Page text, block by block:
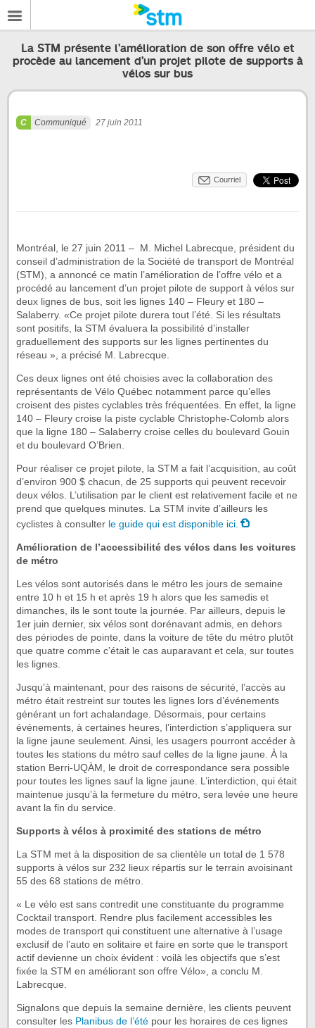
La STM présente l’amélioration de son offre vélo et
procède au lancement d’un projet pilote de supports à
vélos sur bus
Communiqué 27 juin 2011
Courriel
Montréal, le 27 juin 2011 – M. Michel Labrecque, président du
conseil d’administration de la Société de transport de Montréal
(STM), a annoncé ce matin l’amélioration de l’offre vélo et a
procédé au lancement d’un projet pilote de support à vélos sur
deux lignes de bus, soit les lignes 140 – Fleury et 180 –
Salaberry. «Ce projet pilote durera tout l’été. Si les résultats
sont positifs, la STM évaluera la possibilité d’installer
graduellement des supports sur les lignes pertinentes du
réseau », a précisé M. Labrecque.
Ces deux lignes ont été choisies avec la collaboration des
représentants de Vélo Québec notamment parce qu’elles
croisent des pistes cyclables très fréquentées. En effet, la ligne
140 – Fleury croise la piste cyclable Christophe-Colomb alors
que la ligne 180 – Salaberry croise celles du boulevard Gouin
et du boulevard O’Brien.
Pour réaliser ce projet pilote, la STM a fait l’acquisition, au coût
d’environ 900 $ chacun, de 25 supports qui peuvent recevoir
deux vélos. L’utilisation par le client est relativement facile et ne
prend que quelques minutes. La STM invite d’ailleurs les
cyclistes à consulter le guide qui est disponible ici.
Amélioration de l’accessibilité des vélos dans les voitures
de métro
Les vélos sont autorisés dans le métro les jours de semaine
entre 10 h et 15 h et après 19 h alors que les samedis et
dimanches, ils le sont toute la journée. Par ailleurs, depuis le
1er juin dernier, six vélos sont dorénavant admis, en dehors
des périodes de pointe, dans la voiture de tête du métro plutôt
que quatre comme c’était le cas auparavant et cela, sur toutes
les lignes.
Jusqu’à maintenant, pour des raisons de sécurité, l’accès au
métro était restreint sur toutes les lignes lors d’événements
générant un fort achalandage. Désormais, pour certains
événements, à certaines heures, l’interdiction s’appliquera sur
la ligne jaune seulement. Ainsi, les usagers pourront accéder à
toutes les stations du métro sauf celles de la ligne jaune. À la
station Berri-UQÀM, le droit de correspondance sera possible
pour toutes les lignes sauf la ligne jaune. L’interdiction, qui était
maintenue jusqu’à la fermeture du métro, sera levée une heure
avant la fin du service.
Supports à vélos à proximité des stations de métro
La STM met à la disposition de sa clientèle un total de 1 578
supports à vélos sur 232 lieux répartis sur le terrain avoisinant
55 des 68 stations de métro.
« Le vélo est sans contredit une constituante du programme
Cocktail transport. Rendre plus facilement accessibles les
modes de transport qui constituent une alternative à l’usage
exclusif de l’auto en solitaire et faire en sorte que le transport
actif devienne un choix évident : voilà les objectifs que s’est
fixée la STM en améliorant son offre Vélo», a conclu M.
Labrecque.
Signalons que depuis la semaine dernière, les clients peuvent
consulter les Planibus de l’été pour les horaires de ces lignes